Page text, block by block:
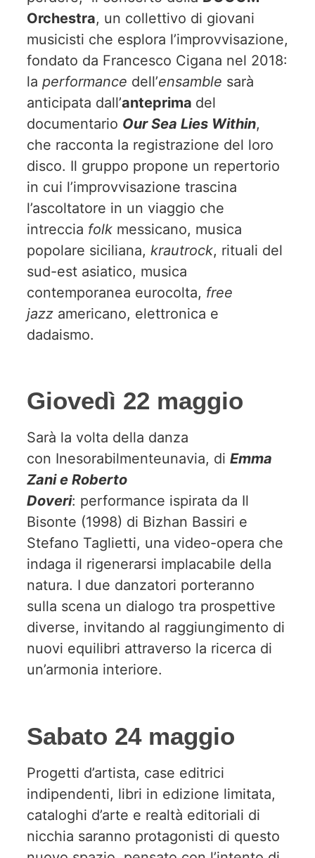
Orchestra, un collettivo di giovani
musicisti che esplora l’improvvisazione,
fondato da Francesco Cigana nel 2018:
la performance dell’ensamble sarà
anticipata dall’anteprima del
documentario Our Sea Lies Within,
che racconta la registrazione del loro
disco. Il gruppo propone un repertorio
in cui l’improvvisazione trascina
l’ascoltatore in un viaggio che
intreccia folk messicano, musica
popolare siciliana, krautrock, rituali del
sud-est asiatico, musica
contemporanea eurocolta, free
jazz americano, elettronica e
dadaismo.
Giovedì 22 maggio
Sarà la volta della danza
con Inesorabilmenteunavia, di Emma
Zani e Roberto
Doveri: performance ispirata da Il
Bisonte (1998) di Bizhan Bassiri e
Stefano Taglietti, una video-opera che
indaga il rigenerarsi implacabile della
natura. I due danzatori porteranno
sulla scena un dialogo tra prospettive
diverse, invitando al raggiungimento di
nuovi equilibri attraverso la ricerca di
un’armonia interiore.
Sabato 24 maggio
Progetti d’artista, case editrici
indipendenti, libri in edizione limitata,
cataloghi d’arte e realtà editoriali di
nicchia saranno protagonisti di questo